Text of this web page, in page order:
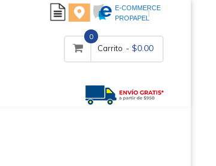
E-COMMERCE
PROPAPEL
Carrito
0
- $0.00